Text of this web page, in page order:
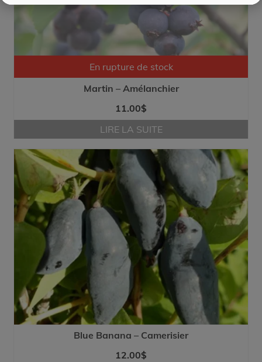
En rupture de stock
Martin – Amélanchier
11.00$
LIRE LA SUITE
Blue Banana – Camerisier
12.00$